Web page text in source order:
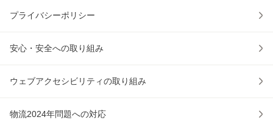
プライバシーポリシー
安心・安全への取り組み
ウェブアクセシビリティの取り組み
物流2024年問題への対応